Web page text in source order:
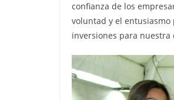
confianza de los
voluntad y el
inversiones para nuestra